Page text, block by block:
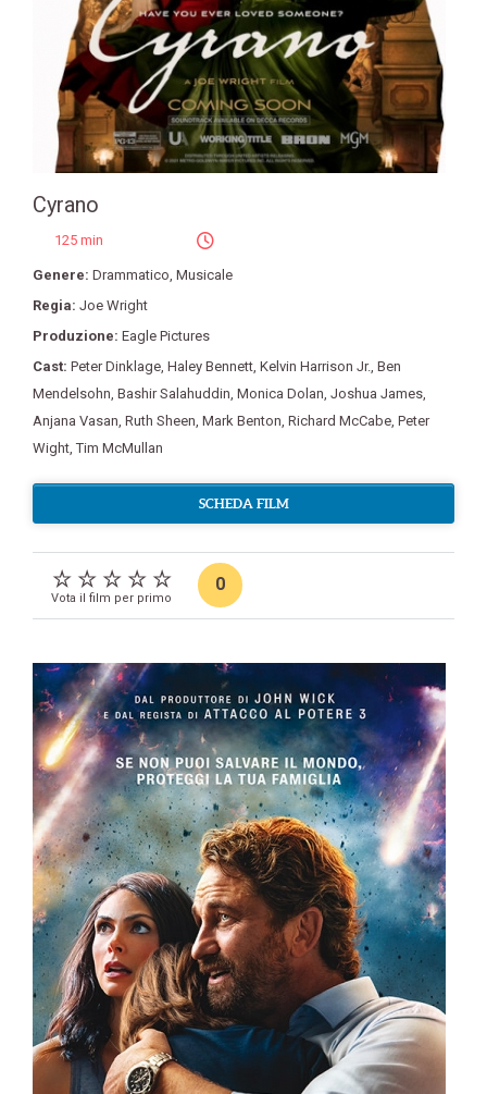
Cyrano
125 min
Genere: Drammatico, Musicale
Regia: Joe Wright
Produzione: Eagle Pictures
Cast: Peter Dinklage, Haley Bennett, Kelvin Harrison Jr., Ben
Mendelsohn, Bashir Salahuddin, Monica Dolan, Joshua James,
Anjana Vasan, Ruth Sheen, Mark Benton, Richard McCabe, Peter
Wight,Tim McMullan
SCHEDA FILM
Vota il film per primo
0